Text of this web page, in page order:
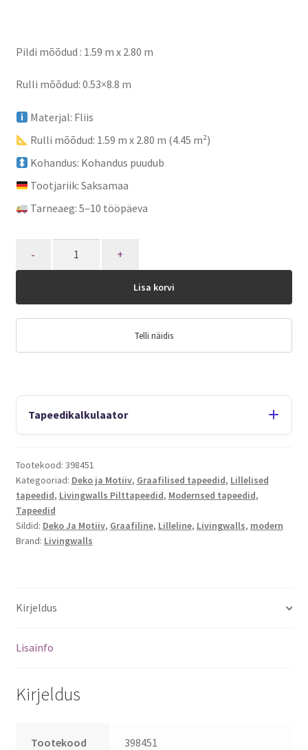
Pildi mõõdud : 1.59 m x 2.80 m
Rulli mõõdud: 0.53×8.8 m
Materjal: Fliis
Rulli mõõdud: 1.59 m x 2.80 m (4.45 m²)
Kohandus: Kohandus puudub
Tootjariik: Saksamaa
Tarneaeg: 5–10 tööpäeva
Lisa korvi
Telli näidis
Tapeedikalkulaator
Tootekood: 398451
Kategooriad: Deko ja Motiiv, Graafilised tapeedid, Lillelised
tapeedid, Livingwalls Pilttapeedid, Modernsed tapeedid,
Tapeedid
Sildid: Deko Ja Motiiv, Graafiline, Lilleline, Livingwalls, modern
Brand: Livingwalls
Kirjeldus
Lisainfo
Kirjeldus
Tootekood 398451